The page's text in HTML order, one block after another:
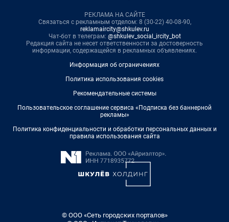
РЕКЛАМА НА САЙТЕ
Связаться с рекламным отделом: 8 (30-22) 40-08-90,
reklamaircity@shkulev.ru
Чат-бот в телеграм: @shkulev_social_ircity_bot
Редакция сайта не несет ответственности за достоверность
информации, содержащейся в рекламных объявлениях.
Информация об ограничениях
Политика использования cookies
Рекомендательные системы
Пользовательское соглашение сервиса «Подписка без баннерной
рекламы»
Политика конфиденциальности и обработки персональных данных и
правила использования сайта
© ООО «Сеть городских порталов»